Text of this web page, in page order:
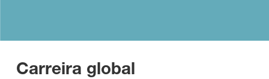
Carreira global